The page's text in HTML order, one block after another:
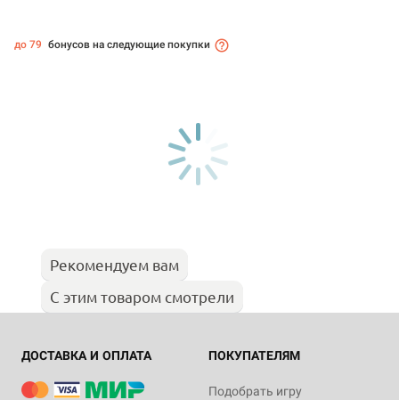
до 79 бонусов на следующие покупки
Рекомендуем вам
С этим товаром смотрели
ДОСТАВКА И ОПЛАТА ПОКУПАТЕЛЯМ
Подобрать игру